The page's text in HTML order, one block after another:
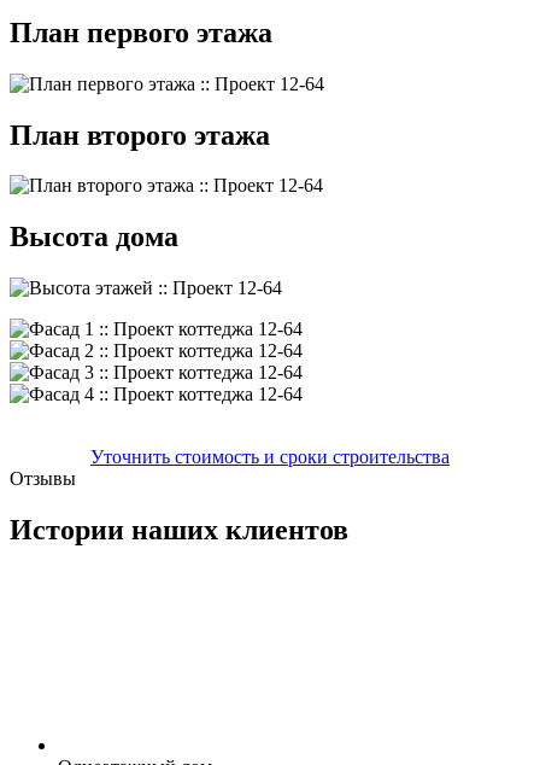
План первого этажа
План второго этажа
Высота дома
Уточнить стоимость и сроки строительства
Отзывы
Истории наших клиентов